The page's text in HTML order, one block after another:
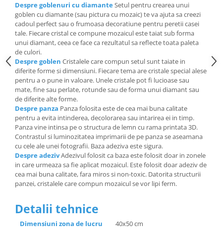
Despre goblenuri cu diamanteSetul pentru crearea unui
goblen cu diamante (sau pictura cu mozaic) te va ajuta sa creezi
cadoul perfect sau o frumoasa decoratiune pentru peretii casei
tale. Fiecare cristal ce compune mozaicul este taiat sub forma
unui diamant, ceea ce face ca rezultatul sa reflecte toata paleta
de culori.
Despre goblen Cristalele care compun setul sunt taiate in
diferite forme si dimensiuni. Fiecare tema are cristale special alese
pentru a o pune in valoare. Unele cristale pot fi lucioase sau
mate, fine sau perlate, rotunde sau de forma unui diamant sau
de diferite alte forme.
Despre panza Panza folosita este de cea mai buna calitate
pentru a evita intinderea, decolorarea sau intarirea ei in timp.
Panza vine intinsa pe o structura de lemn cu rama printata 3D.
Contrastul si luminozitatea imprimarii de pe panza se aseamana
cu cele ale unei fotografii. Baza adeziva este sigura.
Despre adezivAdezivul folosit ca baza este folosit doar in zonele
in care urmeaza sa fie aplicat mozaicul. Este folosit doar adeziv de
cea mai buna calitate, fara miros si non-toxic. Datorita structurii
panzei, cristalele care compun mozaicul se vor lipi ferm.
Detalii tehnice
Dimensiuni zona de lucru
40x50 cm